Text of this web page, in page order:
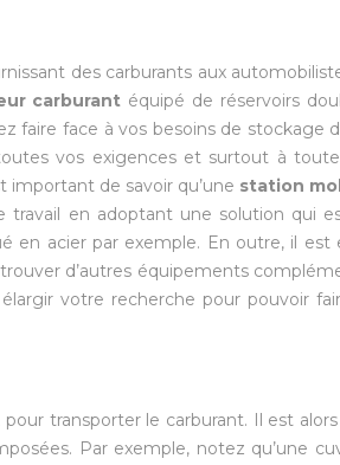
des carburants aux
carburant équipé de réservoirs
face à vos besoins de
vos exigences et surtout à
important de savoir qu’une station
en adoptant une solution qui
acier par exemple. En outre, il est
d’autres équipements
votre recherche pour pouvoir
transporter le carburant. Il est
Par exemple, notez qu’une